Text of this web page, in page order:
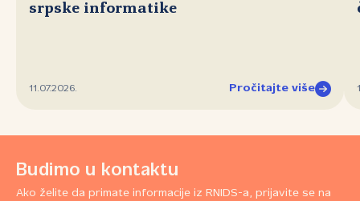
srpske informatike
11.07.2026. Pročitajte više
Budimo u kontaktu
Ako želite da primate informacije iz RNIDS-a, prijavite se na